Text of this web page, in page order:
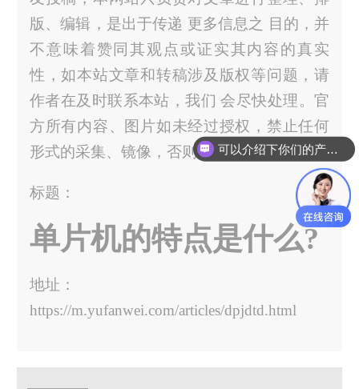
版、编辑，是出于传递 更多信息之 目的，并
不意味着赞同其观点或证实其内容的真实
性，如本站文章和转稿涉及版权等问题，请
作者在及时联系本站，我们 会尽快处理。官
方所有内容、图片如未经过授权，禁止任何
形式的采集、镜像，否则后果自负！
标题：
单片机的特点是什么?
地址：
https://m.yufanwei.com/articles/dpjdtd.html
可以介绍下你们的产品么？